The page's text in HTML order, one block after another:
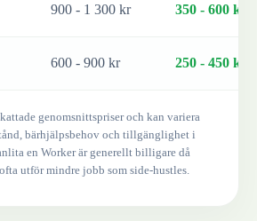
900 - 1 300 kr 350 - 600 kr
600 - 900 kr 250 - 450 kr
genomsnittspriser och kan variera
bärhjälpsbehov och tillgänglighet i
en Worker är generellt billigare då
utför mindre jobb som side-hustles.